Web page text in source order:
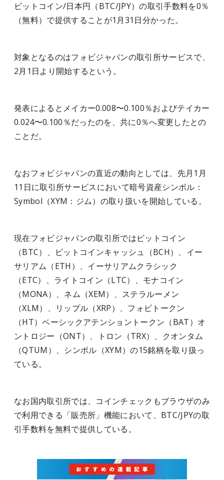
ビットコイン/日本円（BTC/JPY）の取引手数料を0％
（無料）で提供することが1月31日分かった。
対象となるのはフォビジャパンの取引所サービスで、
2月1日より開始するという。
発表によるとメイカー0.008〜0.100％およびテイカー
0.024〜0.100％だったのを、共に0％へ変更したとの
ことだ。
なおフォビジャパンの直近の動向としては、先月1月
11日に取引所サービスにおいて暗号資産シンボル：
Symbol（XYM：ジム）の取り扱いを開始している。
現在フォビジャパンの取引所ではビットコイン
（BTC）、ビットコインキャッシュ（BCH）、イー
サリアム（ETH）、イーサリアムクラシック
（ETC）、ライトコイン（LTC）、モナコイン
（MONA）、ネム（XEM）、ステラルーメン
（XLM）、リップル（XRP）、フォビトークン
（HT）ベーシックアテンショントークン（BAT）オ
ントロジー（ONT）、トロン（TRX）、クオンタム
（QTUM）、シンボル（XYM）の15銘柄を取り扱っ
ている。
なお国内取引所では、コインチェックもブラウザのみ
で利用できる「販売所」機能において、BTC/JPYの取
引手数料を無料で提供している。